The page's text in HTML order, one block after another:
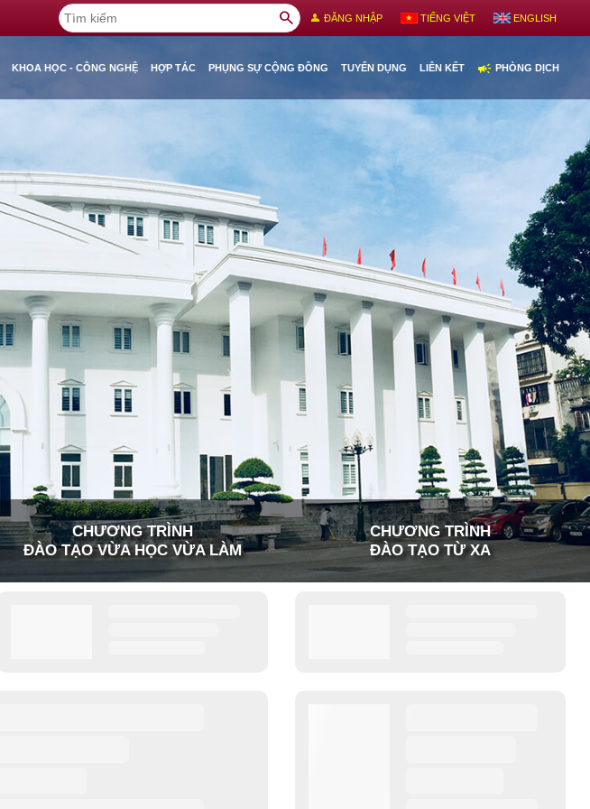
search person ĐĂNG NHẬP TIẾNG VIỆT ENGLISH
KHOA HỌC - CÔNG NGHỆ HỢP TÁC PHỤNG SỰ CỘNG ĐỒNG TUYỂN DỤNG LIÊN KẾT campaign PHÒNG DỊCH
CHƯƠNG TRÌNH
ĐÀO TẠO VỪA HỌC VỪA LÀM
CHƯƠNG TRÌNH
ĐÀO TẠO TỪ XA